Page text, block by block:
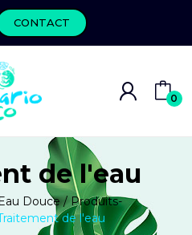
CONTACT
0
de l'eau
Douce
Produits-
de l'eau